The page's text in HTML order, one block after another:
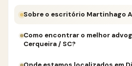
Sobre o escritório Martinhago
Como encontrar o melhor
Cerqueira / SC?